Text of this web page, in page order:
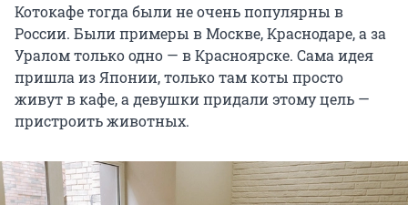
Котокафе тогда были не очень популярны в
России. Были примеры в Москве, Краснодаре, а за
Уралом только одно — в Красноярске. Сама идея
пришла из Японии, только там коты просто
живут в кафе, а девушки придали этому цель —
пристроить животных.